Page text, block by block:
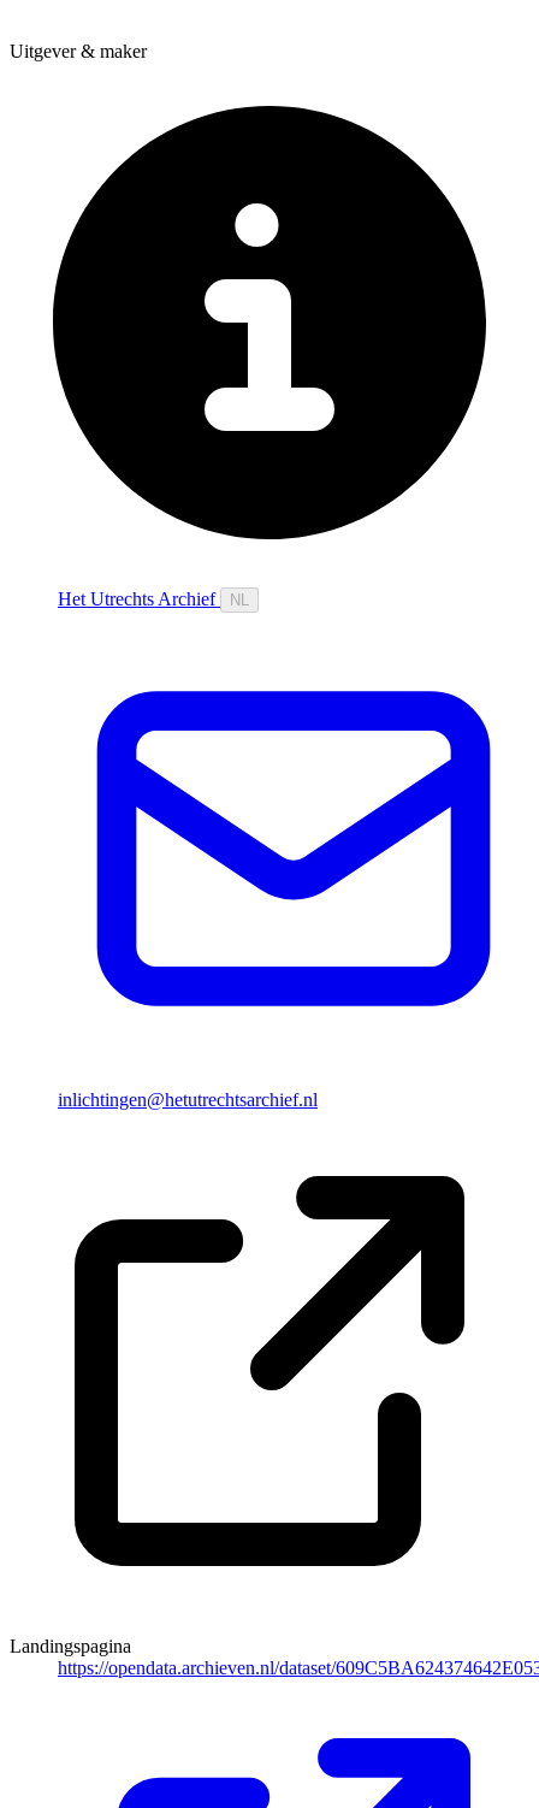
Uitgever & maker
Het Utrechts Archief NL
inlichtingen@hetutrechtsarchief.nl
Landingspagina
https://opendata.archieven.nl/dataset/